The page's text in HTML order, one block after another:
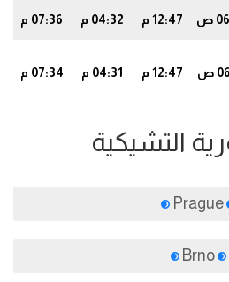
ص 12:47 م 04:32 م 07:36 م
ص 12:47 م 04:31 م 07:34 م
التشيكية
Brno